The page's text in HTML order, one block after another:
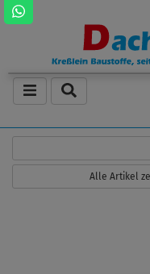
Alle Artikel